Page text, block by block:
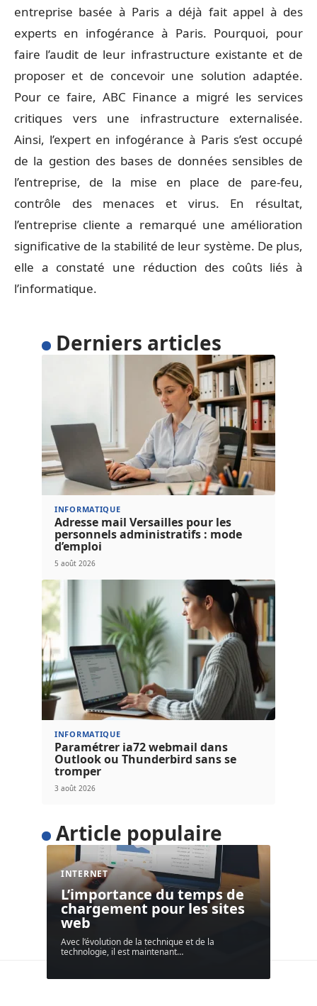
entreprise basée à Paris a déjà fait appel à des
experts en infogérance à Paris. Pourquoi, pour
faire l’audit de leur infrastructure existante et de
proposer et de concevoir une solution adaptée.
Pour ce faire, ABC Finance a migré les services
critiques vers une infrastructure externalisée.
Ainsi, l’expert en infogérance à Paris s’est occupé
de la gestion des bases de données sensibles de
l’entreprise, de la mise en place de pare-feu,
contrôle des menaces et virus. En résultat,
l’entreprise cliente a remarqué une amélioration
significative de la stabilité de leur système. De plus,
elle a constaté une réduction des coûts liés à
l’informatique.
Derniers articles
INFORMATIQUE
Adresse mail Versailles pour les
personnels administratifs : mode
d’emploi
5 août 2026
INFORMATIQUE
Paramétrer ia72 webmail dans
Outlook ou Thunderbird sans se
tromper
3 août 2026
Article populaire
INTERNET
L’importance du temps de
chargement pour les sites
web
Avec l’évolution de la technique et de la
technologie, il est maintenant…